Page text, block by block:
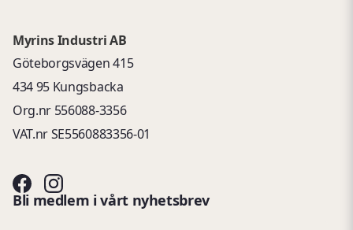
Myrins Industri AB
Göteborgsvägen 415
434 95 Kungsbacka
Org.nr 556088-3356
VAT.nr SE5560883356-01
Bli medlem i vårt nyhetsbrev